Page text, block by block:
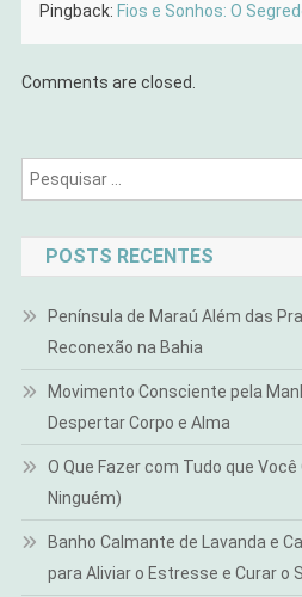
Pingback: Fios e Sonhos: O
Comments are closed.
POSTS RECENTES
Península de Maraú Além das
Reconexão na Bahia
Movimento Consciente pela
Despertar Corpo e Alma
O Que Fazer com Tudo que
Ninguém)
Banho Calmante de Lavanda e
para Aliviar o Estresse e Curar o